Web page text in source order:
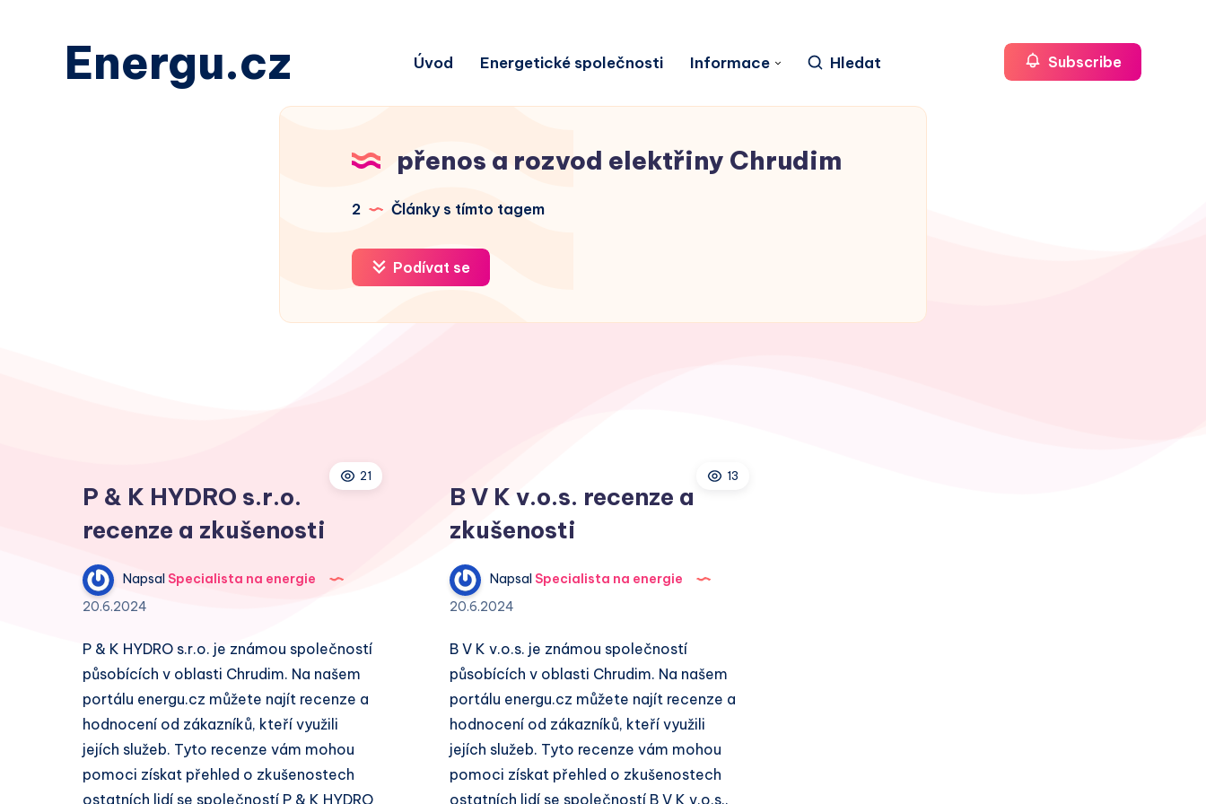
Energu.cz Úvod Energetické společnosti Informace Hledat Subscribe
přenos a rozvod elektřiny Chrudim
2 Články s tímto tagem
Podívat se
21
P & K HYDRO s.r.o.
recenze a zkušenosti
Napsal Specialista na energie
20.6.2024
P & K HYDRO s.r.o. je známou společností
působících v oblasti Chrudim. Na našem
portálu energu.cz můžete najít recenze a
hodnocení od zákazníků, kteří využili
jejích služeb. Tyto recenze vám mohou
pomoci získat přehled o zkušenostech
ostatních lidí se společností P & K HYDRO
13
B V K v.o.s. recenze a
zkušenosti
Napsal Specialista na energie
20.6.2024
B V K v.o.s. je známou společností
působících v oblasti Chrudim. Na našem
portálu energu.cz můžete najít recenze a
hodnocení od zákazníků, kteří využili
jejích služeb. Tyto recenze vám mohou
pomoci získat přehled o zkušenostech
ostatních lidí se společností B V K v.o.s..